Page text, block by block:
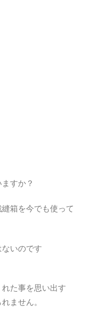
すか？
箱を今でも使って
いのです
た事を思い出す
ません。